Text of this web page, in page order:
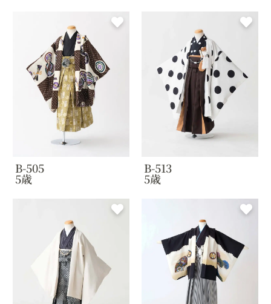
B-505
5歳
B-513
5歳